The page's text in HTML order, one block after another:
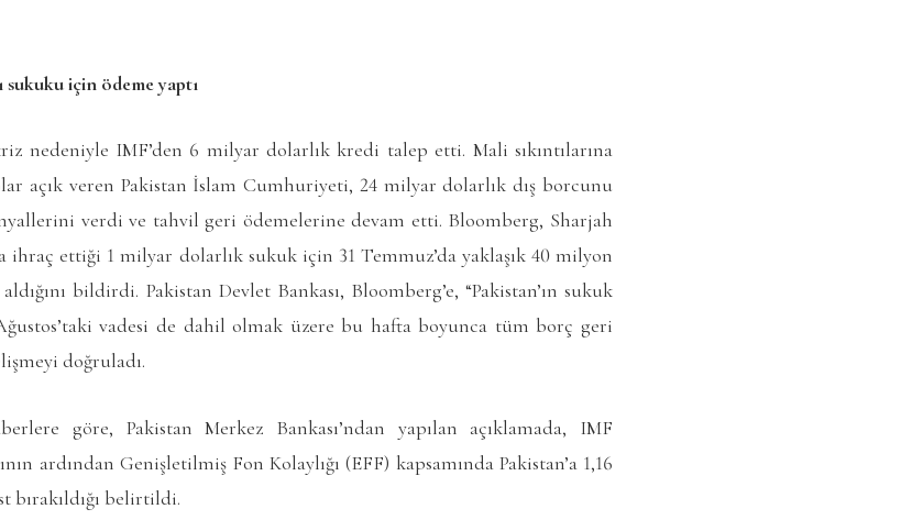
sukuku için ödeme yaptı
nedeniyle IMF’den 6 milyar dolarlık kredi talep etti. Mali sıkıntılarına
açık veren Pakistan İslam Cumhuriyeti, 24 milyar dolarlık dış borcunu
verdi ve tahvil geri ödemelerine devam etti. Bloomberg, Sharjah
ihraç ettiği 1 milyar dolarlık sukuk için 31 Temmuz’da yaklaşık 40 milyon
bildirdi. Pakistan Devlet Bankası, Bloomberg’e, “Pakistan’ın sukuk
vadesi de dahil olmak üzere bu hafta boyunca tüm borç geri
doğruladı.
göre, Pakistan Merkez Bankası’ndan yapılan açıklamada, IMF
ardından Genişletilmiş Fon Kolaylığı (EFF) kapsamında Pakistan’a 1,16
bırakıldığı belirtildi.